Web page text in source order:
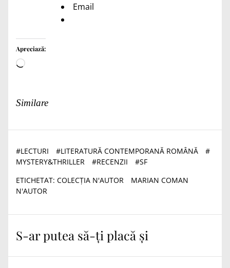
Email
Apreciază:
Încarc...
Similare
#LECTURI #LITERATURĂ CONTEMPORANĂ ROMÂNĂ
#
MYSTERY&THRILLER
#RECENZII #SF
ETICHETAT: COLECȚIA N'AUTOR
MARIAN COMAN
N'AUTOR
S-ar putea să-ți placă și